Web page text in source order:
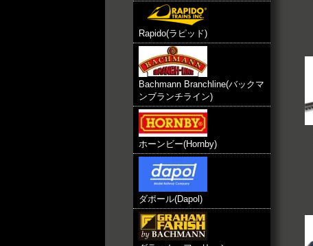
Rapido(ラピッド)
Bachmann Branchline(バックマ
ンブランチライン)
ホーンビー(Hornby)
ダポール(Dapol)